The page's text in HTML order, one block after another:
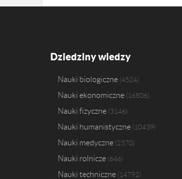
Dziedziny wiedzy
Nauki biologiczne 4524
Nauki ekonomiczne 16806
Nauki fizyczne 3146
Nauki humanistyczne 10439
Nauki medyczne 2370
Nauki rolnicze 646
Nauki techniczne 14792